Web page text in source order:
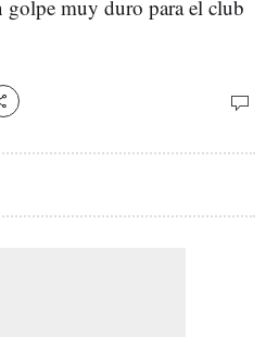
golpe muy duro para el club